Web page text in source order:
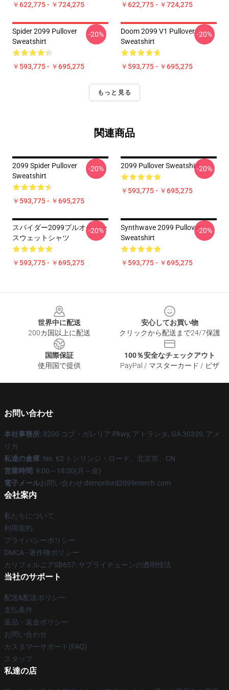
￥622,775 - ￥724,275 ￥622,775 - ￥724,275
Spider 2099 Pullover
Sweatshirt
￥593,775 - ￥695,275
-20%
Doom 2099 V1 Pullover
Sweatshirt
￥593,775 - ￥695,275
-20%
もっと見る
関連商品
2099 Spider Pullover
Sweatshirt
￥593,775 - ￥695,275
-20% 2099 Pullover Sweatshirt
￥593,775 - ￥695,275
-20%
スパイダー2099プルオーバー
スウェットシャツ
￥593,775 - ￥695,275
-20%
Synthwave 2099 Pullover
Sweatshirt
￥593,775 - ￥695,275
-20%
世界中に配送
200カ国以上に配送
安心してお買い物
クリックから配送まで24/7保護
国際保証
使用国で提供
100％安全なチェックアウト
PayPal / マスターカード / ビザ
お問い合わせ
本社事務所: 8200 コブ・ガレリア Pkwy, アトランタ, GA 30339, アメ
リカ
私達の倉庫: No. 62 トンリンジ・ロード、北京市、CN
営業時間: 9:00～18:00(月～金)
電子メールお問い合わせ:demonlord2099merch.com
会社案内
私たちについて
利用規約
プライバシーポリシー
DMCA - 著作権ポリシー
カリフォルニアSB657: サプライチェーンの透明性法
当社のサポート
配送&配送ポリシー
支払条件
返品・返金ポリシー
お問い合わせ
カスタマーサポート(FAQ)
スタッフ
私達の店